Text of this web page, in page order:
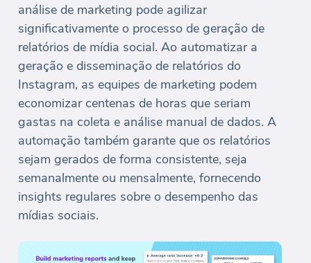
análise de marketing pode agilizar
significativamente o processo de geração de
relatórios de mídia social. Ao automatizar a
geração e disseminação de relatórios do
Instagram, as equipes de marketing podem
economizar centenas de horas que seriam
gastas na coleta e análise manual de dados. A
automação também garante que os relatórios
sejam gerados de forma consistente, seja
semanalmente ou mensalmente, fornecendo
insights regulares sobre o desempenho das
mídias sociais.